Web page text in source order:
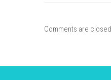
Comments are